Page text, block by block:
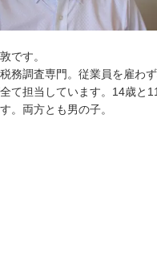
です。
務調査専門。従業員を雇わ
て担当しています。14歳と
。両方とも男の子。